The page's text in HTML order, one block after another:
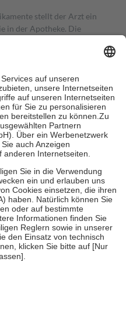
stellt der Arzt ein
in der Apotheke. Die
Teil davon als Zuzahlung
in Höhe von zehn
jedochfünf Euround
nie mehr als die tatsächlichen
für Online-Apotheken.
beträgt die
sowie zehn Euro je
für ihre eigene Gesundheit zu
Familie zu unterstützen,
vollendeten 18. Lebensjahr
Früherkennung, die von der
Dienstleister für die